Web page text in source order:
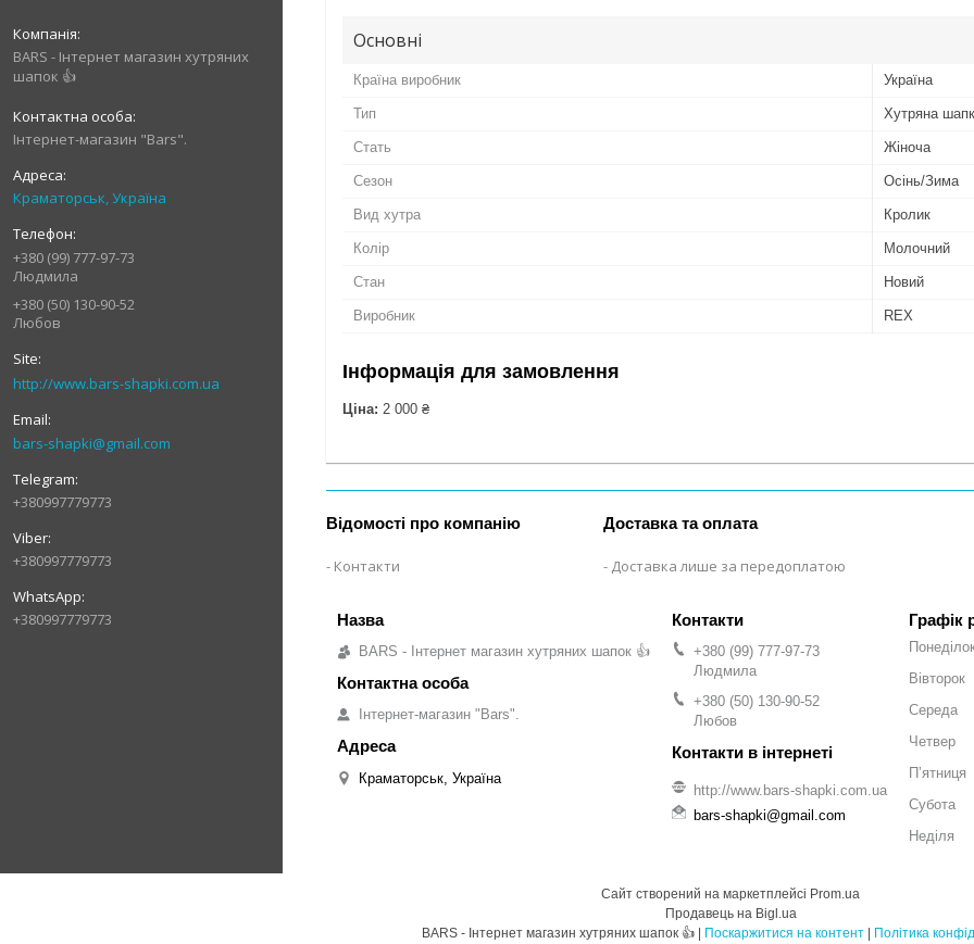
BARS - Інтернет магазин хутряних
шапок 👍
Інтернет-магазин "Bars".
Краматорськ, Україна
+380 (99) 777-97-73
Людмила
+380 (50) 130-90-52
Любов
http://www.bars-shapki.com.ua
bars-shapki@gmail.com
+380997779773
+380997779773
+380997779773
Основні
Країна виробник Україна
Тип Хутряна
Стать Жіноча
Сезон Осінь/Зима
Вид хутра Кролик
Колір Молочний
Стан Новий
Виробник REX
Інформація для замовлення
Ціна: 2 000 ₴
Відомості про компанію
Контакти
Доставка та оплата
Доставка лише за передоплатою
BARS - Інтернет магазин хутряних шапок 👍
Інтернет-магазин "Bars".
Краматорськ, Україна
+380 (99) 777-97-73
Людмила
+380 (50) 130-90-52
Любов
http://www.bars-shapki.com.ua
bars-shapki@gmail.com
Графік
Вівторок
Середа
Четвер
Пʼятниця
Субота
Неділя
Сайт створений на маркетплейсі Prom.ua
Продавець на Bigl.ua
Поскаржитися на контент Політика